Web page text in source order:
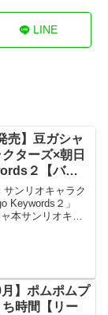
LINE
売】豆ガシャ
ターズ×朝日
２【バン
ンリオキャラク
Keywords２」
本サンリオキャ
月】ポムポムプ
時間【リー